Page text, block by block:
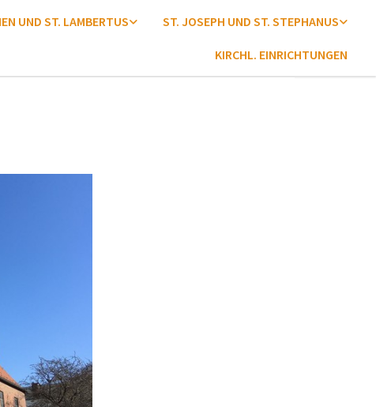
UND ST. LAMBERTUS ST. JOSEPH UND ST. STEPHANUS
KIRCHL. EINRICHTUNGEN